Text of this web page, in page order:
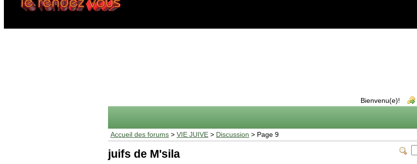
Bienvenu(e)!
Accueil des forums > VIE JUIVE > Discussion > Page 9
juifs de M'sila